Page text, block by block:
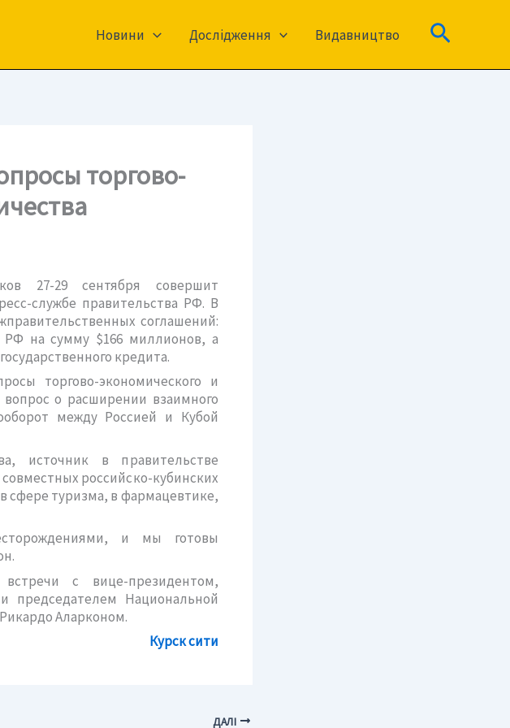
Новини Дослідження Видавництво Пошук
торгово-
27-29 сентября совершит
службе правительства РФ. В
соглашений:
РФ на сумму $166 миллионов, а
кредита.
торгово-экономического и
вопрос о расширении взаимного
между Россией и Кубой
источник в правительстве
российско-кубинских
сфере туризма, в фармацевтике,
и мы готовы
с вице-президентом,
Национальной
Аларконом.
Курск сити
ДАЛІ